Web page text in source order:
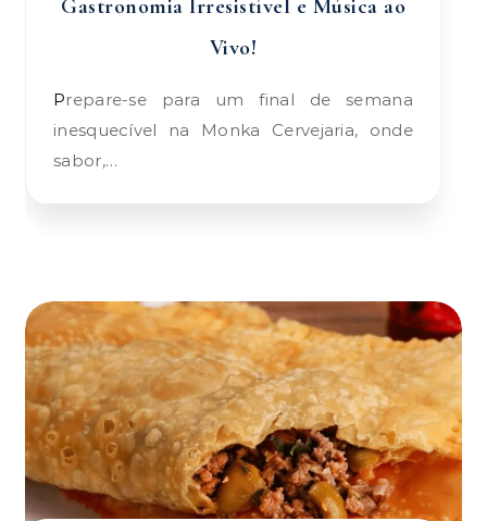
Gastronomia Irresistível e Música ao
Vivo!
Prepare-se para um final de semana
inesquecível na Monka Cervejaria, onde
sabor,…